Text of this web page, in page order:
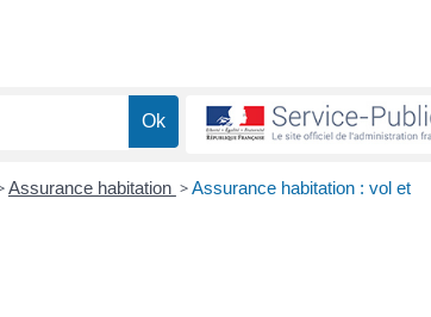
Assurance habitation >Assurance habitation : vol et